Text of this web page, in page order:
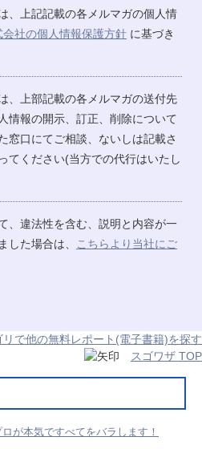
、上記記載の各メルマガの個人情
会社の個人情報保護方針 に基づき
、上部記載の各メルマガの送付先
情報の開示、訂正、削除について
窓口にてご相談、ないしは記載さ
てください(当方での代行はいたし
、違法性を含む、説明と内容が一
した場合は、
こちらより当社にご
で他の無料レポート(電子書籍)を探す
スゴワザ TOP
が本気ですべてをバラします！